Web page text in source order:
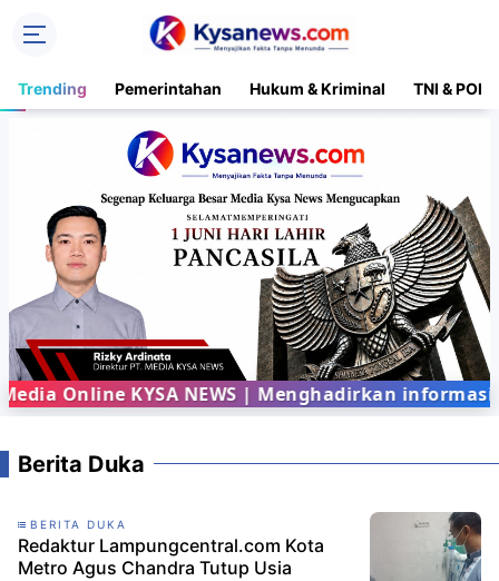
Trending Pemerintahan Hukum & Kriminal TNI &
Online KYSA NEWS | Menghadirkan informasi
Berita Duka
BERITA DUKA
Redaktur Lampungcentral.com Kota
Metro Agus Chandra Tutup Usia